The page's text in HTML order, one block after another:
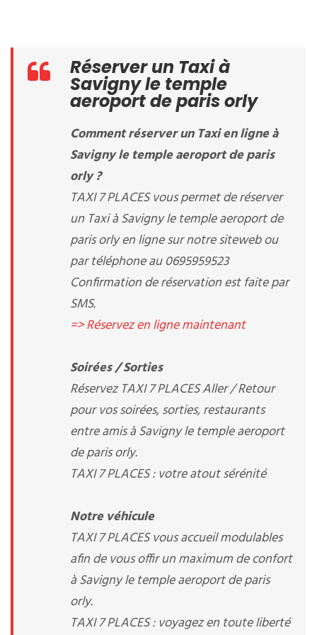
Réserver un Taxi à
Savigny le temple
aeroport de paris orly
Comment réserver un Taxi en ligne à
Savigny le temple aeroport de paris
orly ?
TAXI 7 PLACES vous permet de réserver
un Taxi à Savigny le temple aeroport de
paris orly en ligne sur notre siteweb ou
par téléphone au 0695959523
Confirmation de réservation est faite par
SMS.
=> Réservez en ligne maintenant
Soirées / Sorties
Réservez TAXI 7 PLACES Aller / Retour
pour vos soirées, sorties, restaurants
entre amis à Savigny le temple aeroport
de paris orly.
TAXI 7 PLACES : votre atout sérénité
Notre véhicule
TAXI 7 PLACES vous accueil modulables
afin de vous offir un maximum de confort
à Savigny le temple aeroport de paris
orly.
TAXI 7 PLACES : voyagez en toute liberté